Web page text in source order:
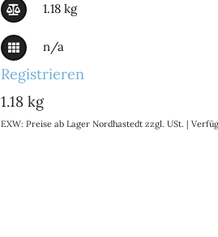
1.18 kg
n/a
Registrieren
1.18 kg
EXW: Preise ab Lager Nordhastedt zzgl. USt. |